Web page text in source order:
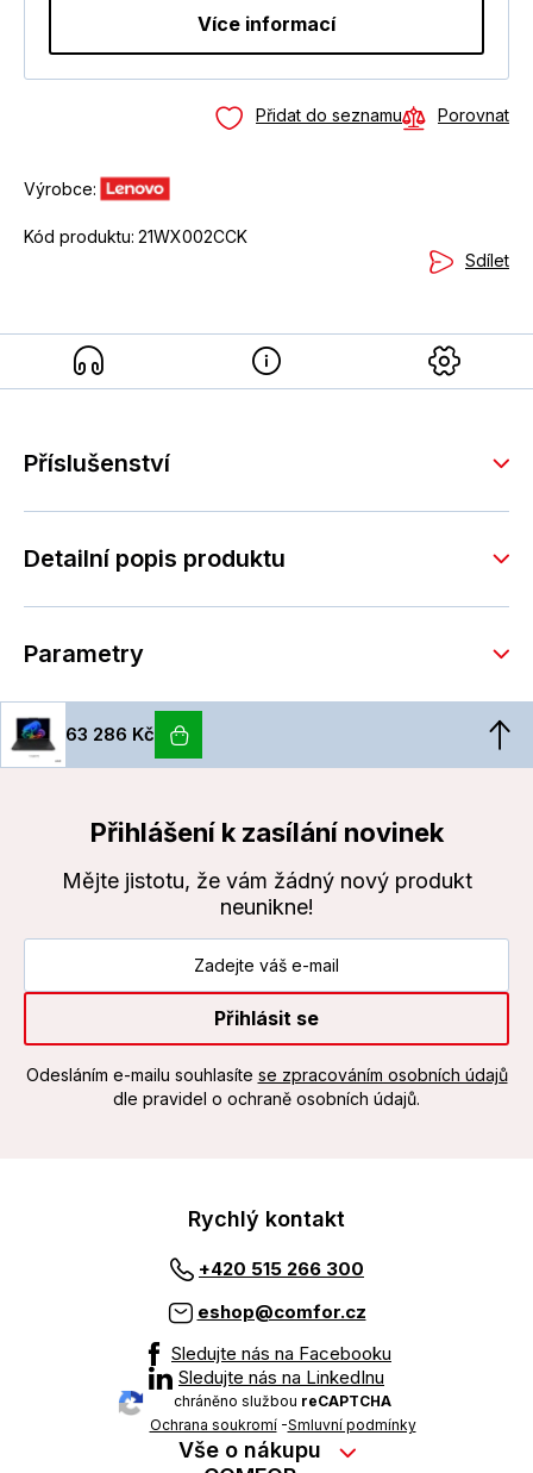
Více informací
Přidat do seznamu Porovnat
Výrobce:
Kód produktu: 21WX002CCK
Sdílet
Příslušenství
Detailní popis produktu
Parametry
63 286 Kč
Přihlášení k zasílání novinek
Mějte jistotu, že vám žádný nový produkt
neunikne!
Přihlásit se
Odesláním e-mailu souhlasíte se zpracováním osobních údajů
dle pravidel o ochraně osobních údajů.
Rychlý kontakt
+420 515 266 300
eshop@comfor.cz
Sledujte nás na Facebooku
Sledujte nás na LinkedInu
chráněno službou reCAPTCHA
Ochrana soukromí-Smluvní podmínky
Vše o nákupu